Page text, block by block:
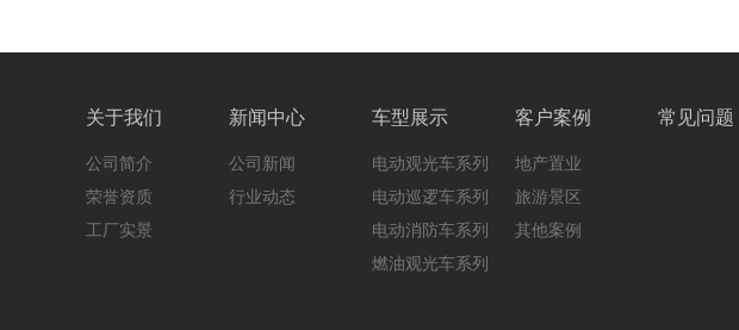
关于我们
公司简介
荣誉资质
工厂实景
新闻中心
公司新闻
行业动态
车型展示
电动观光车系列
电动巡逻车系列
电动消防车系列
燃油观光车系列
客户案例
地产置业
旅游景区
其他案例
常见问题